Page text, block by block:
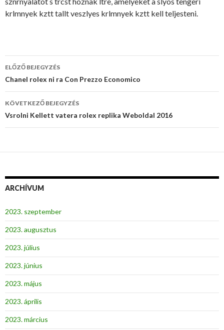
krlmnyek kztt tallt veszlyes krlmnyek kztt kell teljesteni.
Bejegyzés
navigáció
ELŐZŐ BEJEGYZÉS
Chanel rolex ni ra Con Prezzo Economico
KÖVETKEZŐ BEJEGYZÉS
Vsrolni Kellett vatera rolex replika Weboldal 2016
ARCHÍVUM
2023. szeptember
2023. augusztus
2023. július
2023. június
2023. május
2023. április
2023. március